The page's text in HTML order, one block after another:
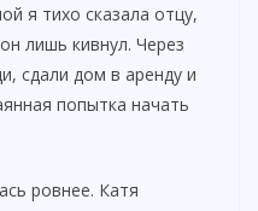
я тихо сказала отцу,
лишь кивнул. Через
сдали дом в аренду и
попытка начать
ровнее. Катя